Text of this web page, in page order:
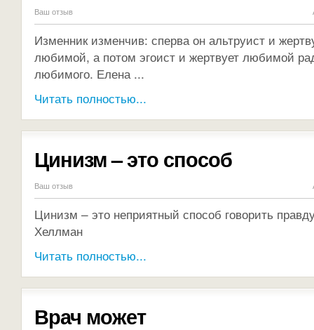
Ваш отзыв
Изменник изменчив: сперва он альтруист и
любимой, а потом эгоист и жертвует любимой
любимого. Елена ...
Читать полностью...
Цинизм – это способ
Ваш отзыв
Цинизм – это неприятный способ говорить
Хеллман
Читать полностью...
Врач может